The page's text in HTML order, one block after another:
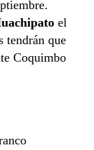
el
tendrán que
Coquimbo